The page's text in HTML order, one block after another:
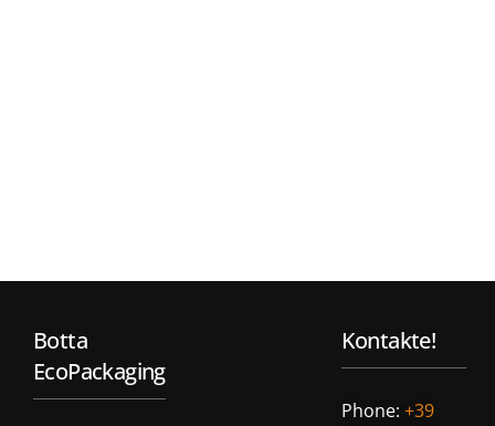
Botta
EcoPackaging
Kontakte!
Phone: +39